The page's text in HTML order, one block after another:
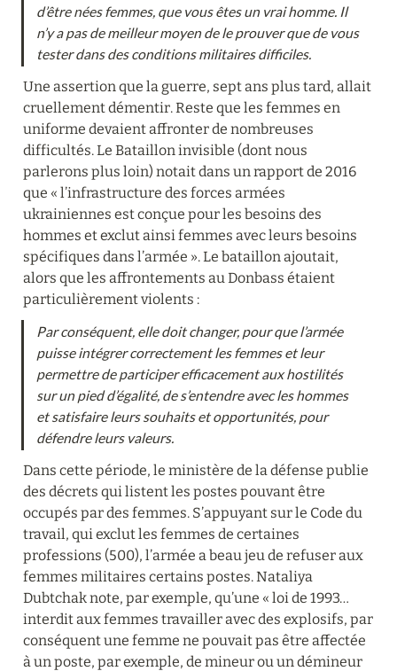
d’être nées femmes, que vous êtes un vrai homme. Il
n’y a pas de meilleur moyen de le prouver que de vous
tester dans des conditions militaires difficiles.
Une assertion que la guerre, sept ans plus tard, allait
cruellement démentir. Reste que les femmes en
uniforme devaient affronter de nombreuses
difficultés. Le Bataillon invisible (dont nous
parlerons plus loin) notait dans un rapport de 2016
que « l’infrastructure des forces armées
ukrainiennes est conçue pour les besoins des
hommes et exclut ainsi femmes avec leurs besoins
spécifiques dans l’armée ». Le bataillon ajoutait,
alors que les affrontements au Donbass étaient
particulièrement violents :
Par conséquent, elle doit changer, pour que l’armée
puisse intégrer correctement les femmes et leur
permettre de participer efficacement aux hostilités
sur un pied d’égalité, de s’entendre avec les hommes
et satisfaire leurs souhaits et opportunités, pour
défendre leurs valeurs.
Dans cette période, le ministère de la défense publie
des décrets qui listent les postes pouvant être
occupés par des femmes. S’appuyant sur le Code du
travail, qui exclut les femmes de certaines
professions (500), l’armée a beau jeu de refuser aux
femmes militaires certains postes. Nataliya
Dubtchak note, par exemple, qu’une « loi de 1993…
interdit aux femmes travailler avec des explosifs, par
conséquent une femme ne pouvait pas être affectée
à un poste, par exemple, de mineur ou un démineur